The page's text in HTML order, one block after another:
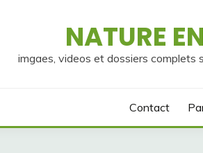
NATURE
imgaes, videos et dossiers complets
Contact